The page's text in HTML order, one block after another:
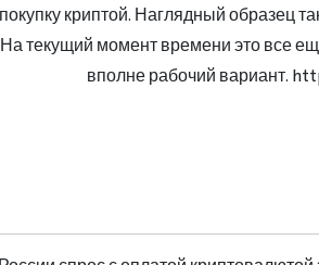
покупку криптой. Наглядный образец
текущий момент времени это все
вполне рабочий вариант.